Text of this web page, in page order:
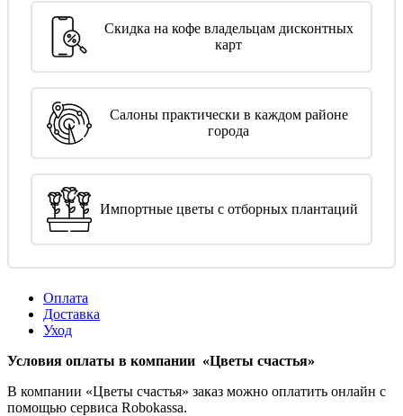
Скидка на кофе владельцам дисконтных
карт
Салоны практически в каждом районе
города
Импортные цветы с отборных плантаций
Оплата
Доставка
Уход
Условия оплаты в компании «Цветы счастья»
В компании «Цветы счастья» заказ можно оплатить онлайн с
помощью сервиса Robokassa.